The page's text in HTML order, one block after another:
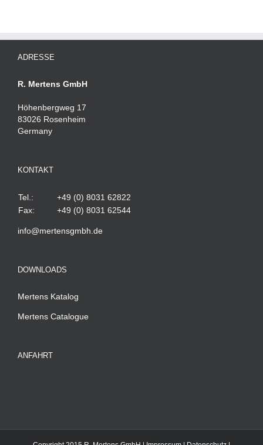
ADRESSE
R. Mertens GmbH
Höhenbergweg 17
83026 Rosenheim
Germany
KONTAKT
Tel.:
+49 (0) 8031 62822
Fax:
+49 (0) 8031 62544
info@mertensgmbh.de
DOWNLOADS
Mertens Katalog
Mertens Catalogue
ANFAHRT